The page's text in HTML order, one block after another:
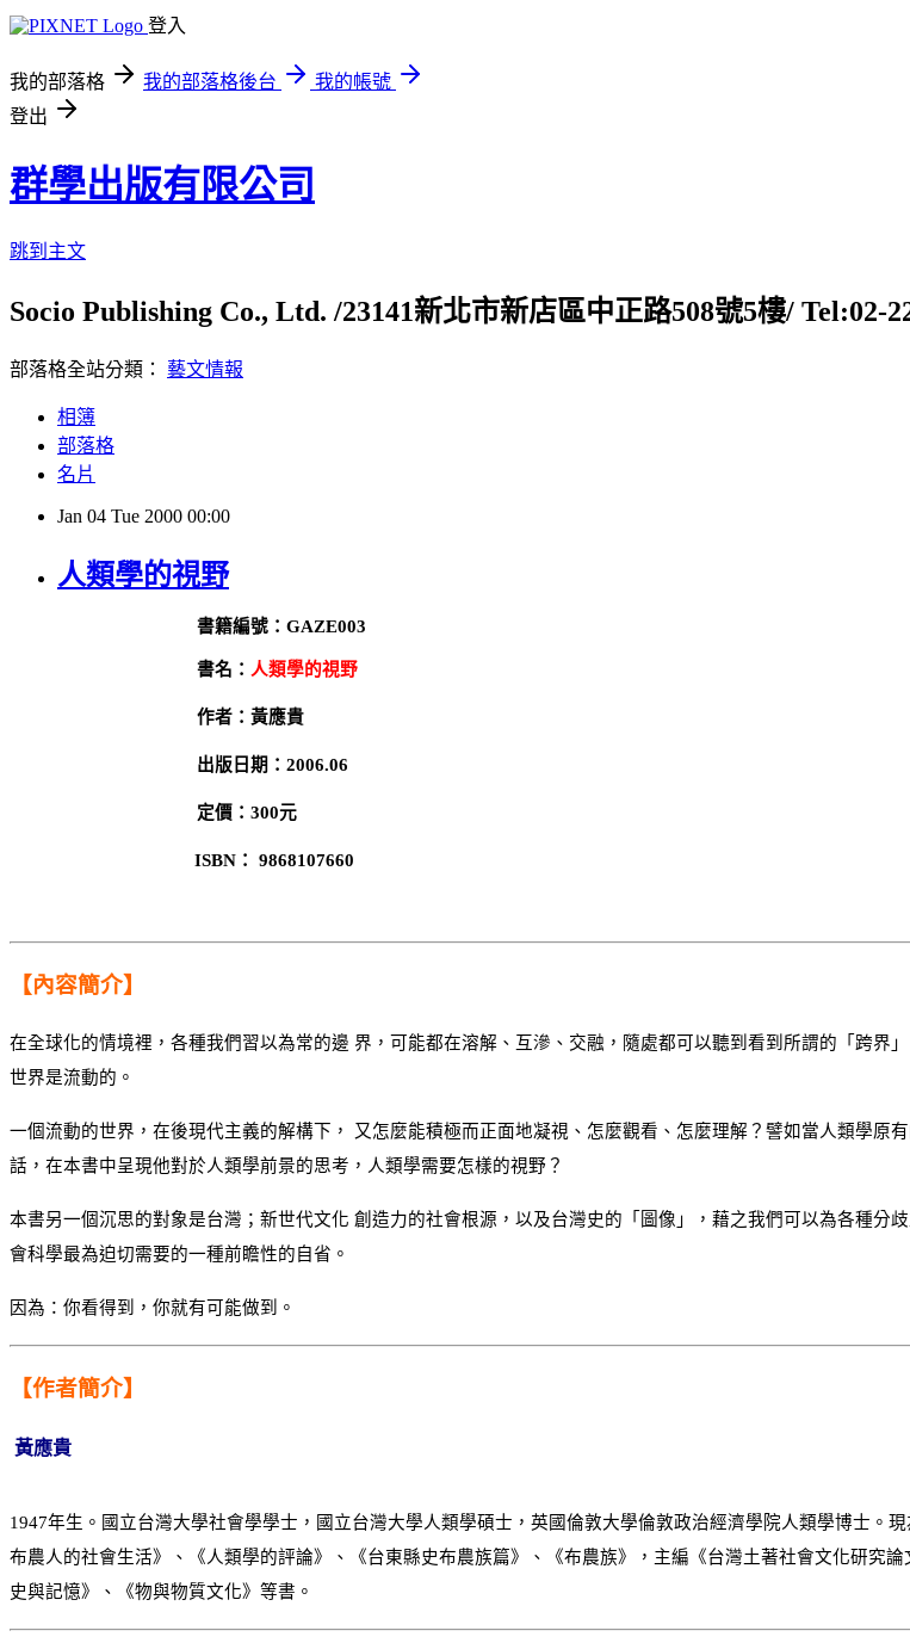
登入
我的部落格 我的部落格後台
我的帳號
登出
群學出版有限公司
跳到主文
Socio Publishing Co., Ltd. /23141新北市新店區中正路508號5樓/ Tel:02-
部落格全站分類： 藝文情報
相簿
部落格
名片
Jan 04 Tue 2000 00:00
人類學的視野
書籍編號：GAZE003
書名： 人類學的視野
作者：黃應貴
出版日期：2006.06
定價：300元
ISBN： 9868107660
【內容簡介】
在全球化的情境裡，各種我們習以為常的邊 界，可能都在溶解、互滲、交融，隨處都可以聽到看到所謂的「跨界
世界是流動的。
一個流動的世界，在後現代主義的解構下， 又怎麼能積極而正面地凝視、怎麼觀看、怎麼理解？譬如當人類學
話，在本書中呈現他對於人類學前景的思考，人類學需要怎樣的視野？
本書另一個沉思的對象是台灣；新世代文化 創造力的社會根源，以及台灣史的「圖像」，藉之我們可以為各種
會科學最為迫切需要的一種前瞻性的自省。
因為：你看得到，你就有可能做到。
【作者簡介】
黃應貴
1947年生。國立台灣大學社會學學士，國立台灣大學人類學碩士，英國倫敦大學倫敦政治經濟學院人類學博士。
布農人的社會生活》、《人類學的評論》、《台東縣史布農族篇》、《布農族》，主編《台灣土著社會文化研究
史與記憶》、《物與物質文化》等書。